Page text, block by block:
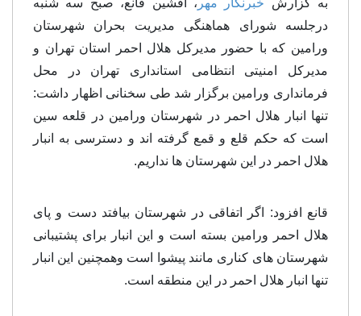
به گزارش خبرنگار مهر ، افشین قانع، صبح سه شنبه
درجلسه شورای هماهنگی مدیریت بحران شهرستان
ورامین که با حضور مدیرکل هلال احمر استان تهران و
مدیرکل امنیتی انتظامی استانداری تهران در محل
فرمانداری ورامین برگزار شد طی سخنانی اظهار داشت:
تنها انبار هلال احمر در شهرستان ورامین در قلعه سین
است که حکم قلع و قمع گرفته اند و دسترسی به انبار
هلال احمر در این شهرستان ها نداریم.
قانع افزود: اگر اتفاقی در شهرستان بیافتد دست و پای
هلال احمر ورامین بسته است و این انبار برای پشتیبانی
شهرستان های کناری مانند پیشوا است وهمچنین این انبار
تنها انبار هلال احمر در این منطقه است.